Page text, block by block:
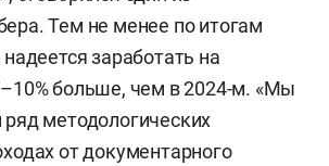
Тем не менее по итогам
заработать на
больше, чем в 2024-м. «Мы
методологических
от документарного